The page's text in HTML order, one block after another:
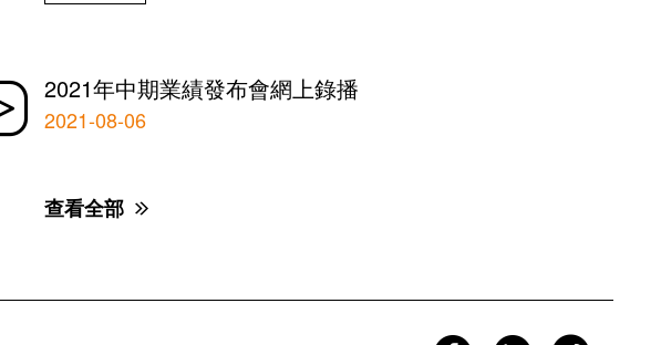
2021年中期業績發布會網上錄播
2021-08-06
查看全部